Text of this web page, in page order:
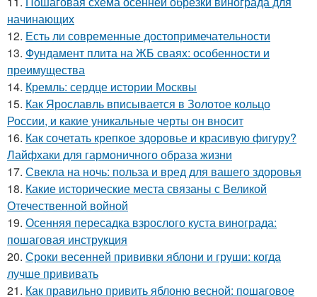
начинающих
12. Есть ли современные достопримечательности
13. Фундамент плита на ЖБ сваях: особенности и
преимущества
14. Кремль: сердце истории Москвы
15. Как Ярославль вписывается в Золотое кольцо
России, и какие уникальные черты он вносит
16. Как сочетать крепкое здоровье и красивую фигуру?
Лайфхаки для гармоничного образа жизни
17. Свекла на ночь: польза и вред для вашего здоровья
18. Какие исторические места связаны с Великой
Отечественной войной
19. Осенняя пересадка взрослого куста винограда:
пошаговая инструкция
20. Сроки весенней прививки яблони и груши: когда
лучше прививать
21. Как правильно привить яблоню весной: пошаговое